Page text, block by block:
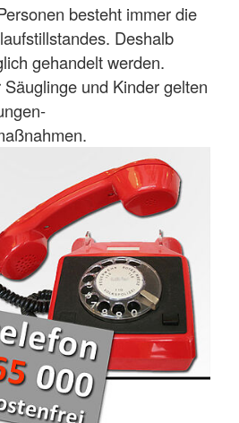
besteht immer die
Deshalb
gehandelt werden.
Säuglinge und Kinder gelten